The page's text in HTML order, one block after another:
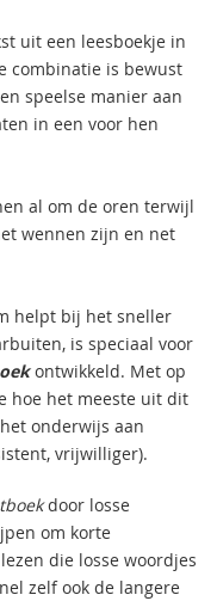
uit een leesboekje in
combinatie is bewust
speelse manier aan
in een voor hen
al om de oren terwijl
wennen zijn en net
helpt bij het sneller
is speciaal voor
ontwikkeld. Met op
hoe het meeste uit dit
onderwijs aan
vrijwilliger).
door losse
om korte
die losse woordjes
zelf ook de langere